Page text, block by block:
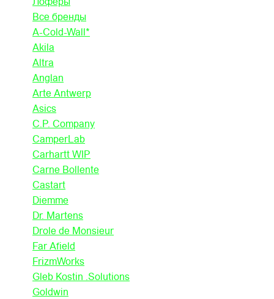
Лоферы
Все бренды
A-Cold-Wall*
Akila
Altra
Anglan
Arte Antwerp
Asics
C.P. Company
CamperLab
Carhartt WIP
Carne Bollente
Castart
Diemme
Dr. Martens
Drole de Monsieur
Far Afield
FrizmWorks
Gleb Kostin .Solutions
Goldwin